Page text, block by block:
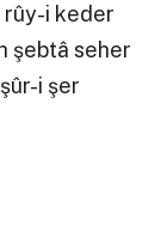
rûy-i keder
şebtâ seher
i şer